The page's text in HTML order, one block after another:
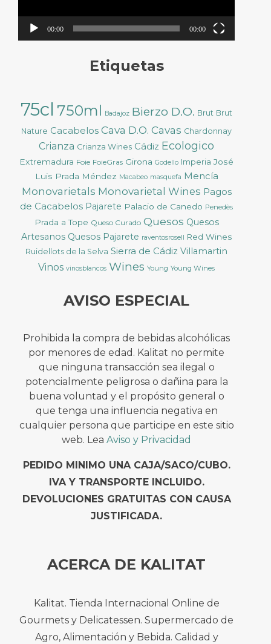
00:00 00:00
Etiquetas
75cl 750ml Badajoz Bierzo D.O. Brut Brut
Nature Cacabelos Cava D.O. Cavas Chardonnay
Crianza Crianza Wines Cádiz Ecologico
Extremadura Foie FoieGras Girona Godello Imperia José
Luis Prada Méndez Macabeo masquefa Mencía
Monovarietals Monovarietal Wines Pagos
de Cacabelos Pajarete Palacio de Canedo Penedès
Prada a Tope Queso Curado Quesos Quesos
Artesanos Quesos Pajarete raventosrosell Red Wines
Ruidellots de la Selva Sierra de Cádiz Villamartin
Vinos vinosblancos Wines Young Young Wines
AVISO ESPECIAL
Prohibida la compra de bebidas alcohólicas
por menores de edad. Kalitat no permite
que ninguna transacción sea ilegal o
potencialmente peligrosa o dañina para la
buena voluntad y el propósito general o
que tenga una influencia negativa en
cualquier persona que participe en este sitio
web. Lea Aviso y Privacidad
PEDIDO MINIMO UNA CAJA/SACO/CUBO.
IVA Y TRANSPORTE INCLUIDO.
DEVOLUCIONES GRATUITAS CON CAUSA
JUSTIFICADA.
ACERCA DE KALITAT
Kalitat. Tienda Internacional Online de
Gourmets y Delicatessen. Supermercado de
Agro, Alimentación y Bebida. Calidad y